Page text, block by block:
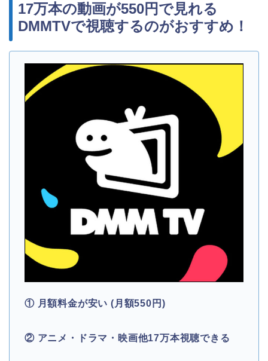
17万本の動画が550円で見れる
DMMTVで視聴するのがおすすめ！
① 月額料金が安い (月額550円)
② アニメ・ドラマ・映画他17万本視聴できる